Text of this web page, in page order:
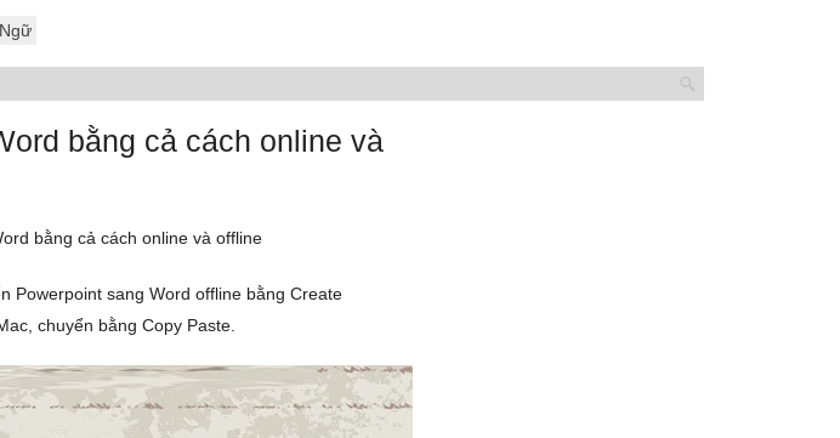
bằng cả cách online và
bằng cả cách online và offline
Powerpoint sang Word offline bằng Create
chuyển bằng Copy Paste.